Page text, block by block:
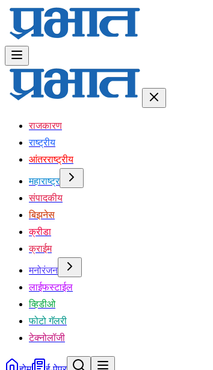
राजकारण
राष्ट्रीय
आंतरराष्ट्रीय
महाराष्ट्र
संपादकीय
बिझनेस
क्रीडा
क्राईम
मनोरंजन
लाईफस्टाईल
व्हिडीओ
फोटो गॅलरी
टेक्नोलॉजी